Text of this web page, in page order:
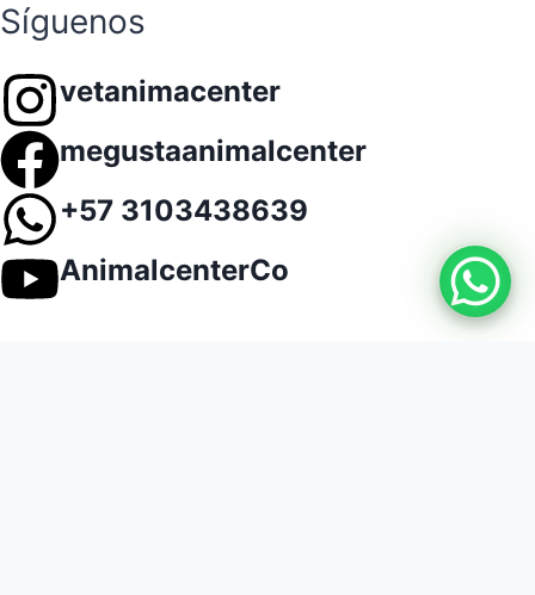
Síguenos
vetanimacenter
megustaanimalcenter
+57 3103438639
AnimalcenterCo